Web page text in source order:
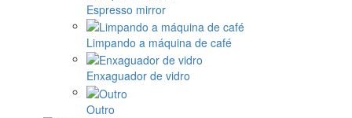
Espresso mirror
Limpando a máquina de café
Enxaguador de vidro
Outro